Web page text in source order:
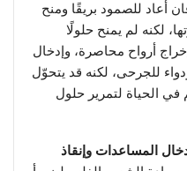
أعاد للصمود بريقًا ومنح
لكنه لم يمنح حلولًا
أرواح محاصرة، وإدخال
للجرحى، لكنه قد يتحوّل
الحياة لتمرير حلول
المساعدات وإنقاذ